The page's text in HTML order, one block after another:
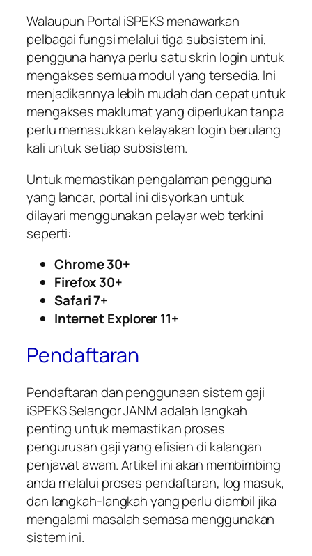
Walaupun Portal iSPEKS menawarkan
pelbagai fungsi melalui tiga subsistem ini,
pengguna hanya perlu satu skrin login untuk
mengakses semua modul yang tersedia. Ini
menjadikannya lebih mudah dan cepat untuk
mengakses maklumat yang diperlukan tanpa
perlu memasukkan kelayakan login berulang
kali untuk setiap subsistem.
Untuk memastikan pengalaman pengguna
yang lancar, portal ini disyorkan untuk
dilayari menggunakan pelayar web terkini
seperti:
Chrome 30+
Firefox 30+
Safari 7+
Internet Explorer 11+
Pendaftaran
Pendaftaran dan penggunaan sistem gaji
iSPEKS Selangor JANM adalah langkah
penting untuk memastikan proses
pengurusan gaji yang efisien di kalangan
penjawat awam. Artikel ini akan membimbing
anda melalui proses pendaftaran, log masuk,
dan langkah-langkah yang perlu diambil jika
mengalami masalah semasa menggunakan
sistem ini.